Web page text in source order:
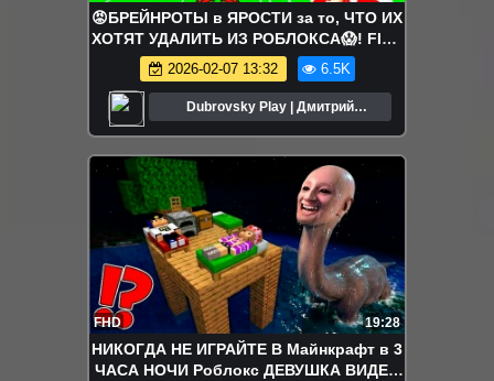
😡БРЕЙНРОТЫ в ЯРОСТИ за то, ЧТО ИХ
ХОТЯТ УДАЛИТЬ ИЗ РОБЛОКСА😱! FIND
the ANGRY BRAINROT - №1
2026-02-07 13:32 6.5K
Dubrovsky Play | Дмитрий
Дубровский
FHD 19:28
НИКОГДА НЕ ИГРАЙТЕ В Майнкрафт в 3
ЧАСА НОЧИ Роблокс ДЕВУШКА ВИДЕО